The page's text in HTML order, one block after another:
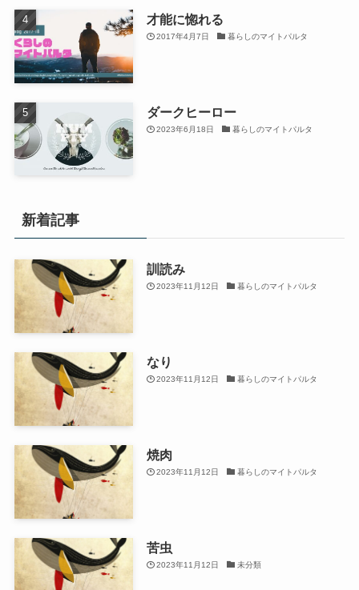
才能に惚れる
2017年4月7日 暮らしのマイトパルタ
ダークヒーロー
2023年6月18日 暮らしのマイトパルタ
新着記事
訓読み
2023年11月12日 暮らしのマイトパルタ
なり
2023年11月12日 暮らしのマイトパルタ
焼肉
2023年11月12日 暮らしのマイトパルタ
苦虫
2023年11月12日 未分類